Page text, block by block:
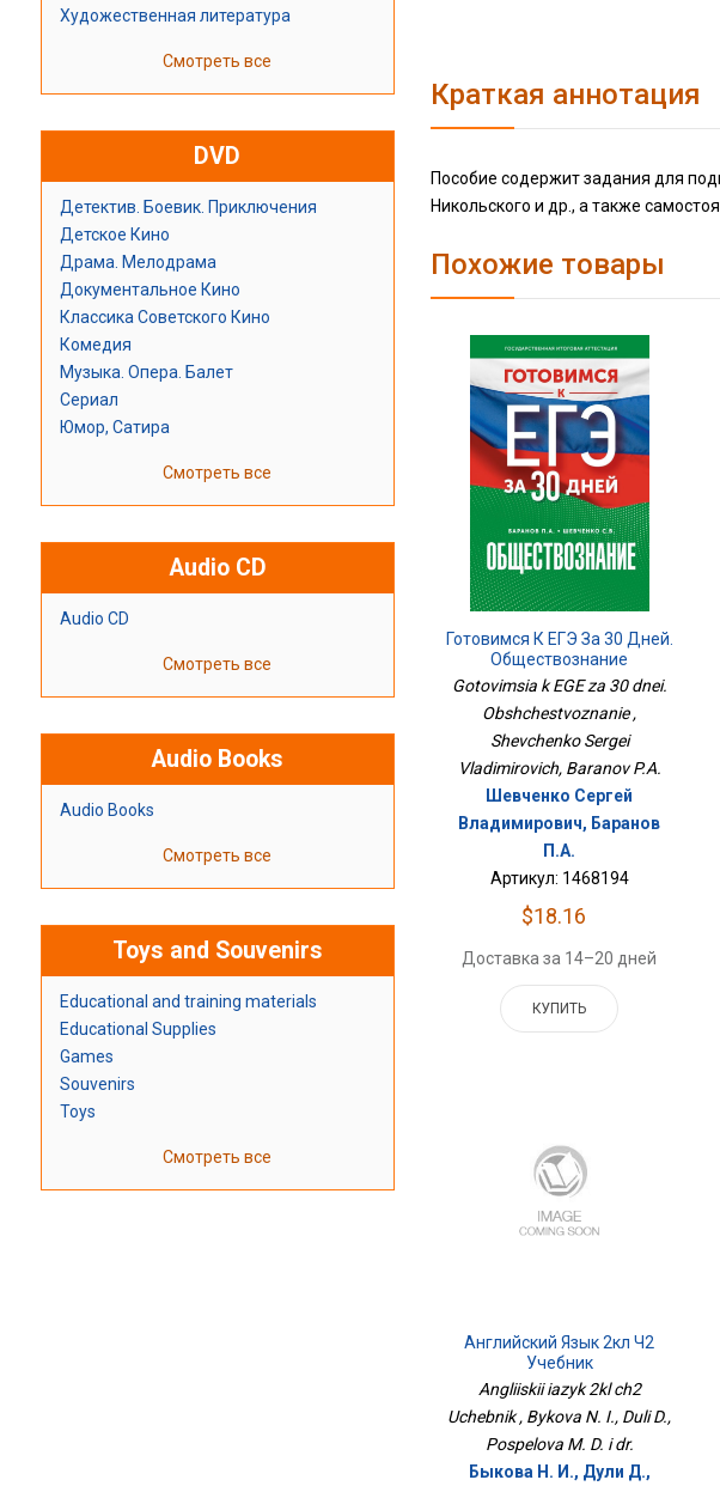
Художественная литература
Смотреть все
DVD
Детектив. Боевик. Приключения
Детское Кино
Драма. Мелодрама
Документальное Кино
Классика Советского Кино
Комедия
Музыка. Опера. Балет
Сериал
Юмор, Сатира
Смотреть все
Audio CD
Audio CD
Смотреть все
Audio Books
Audio Books
Смотреть все
Toys and Souvenirs
Educational and training materials
Educational Supplies
Games
Souvenirs
Toys
Смотреть все
Краткая аннотация
Пособие содержит задания для
Никольского и др., а также
Похожие товары
Готовимся К ЕГЭ За 30 Дней.
Обществознание
Gotovimsia k EGE za 30 dnei.
Obshchestvoznanie ,
Shevchenko Sergei
Vladimirovich, Baranov P.A.
Шевченко Сергей
Владимирович, Баранов
П.А.
Артикул: 1468194
$18.16
Доставка за 14–20 дней
КУПИТЬ
Английский Язык 2кл Ч2
Учебник
Angliiskii iazyk 2kl ch2
Uchebnik , Bykova N. I., Duli D.,
Pospelova M. D. i dr.
Быкова Н. И., Дули Д.,